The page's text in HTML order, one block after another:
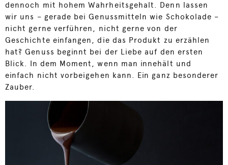
dennoch mit hohem Wahrheitsgehalt. Denn lassen
wir uns – gerade bei Genussmitteln wie Schokolade –
nicht gerne verführen, nicht gerne von der
Geschichte einfangen, die das Produkt zu erzählen
hat? Genuss beginnt bei der Liebe auf den ersten
Blick. In dem Moment, wenn man innehält und
einfach nicht vorbeigehen kann. Ein ganz besonderer
Zauber.